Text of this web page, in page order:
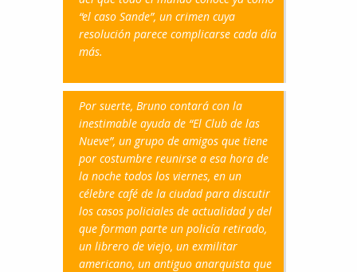
“el caso Sande”, un crimen cuya
resolución parece complicarse cada día
más.
Por suerte, Bruno contará con la
inestimable ayuda de “El Club de las
Nueve”, un grupo de amigos que tiene
por costumbre reunirse a esa hora de
la noche todos los viernes, en un
célebre café de la ciudad para discutir
los casos policiales de actualidad y del
que forman parte un policía retirado,
un librero de viejo, un exmilitar
americano, un antiguo anarquista que